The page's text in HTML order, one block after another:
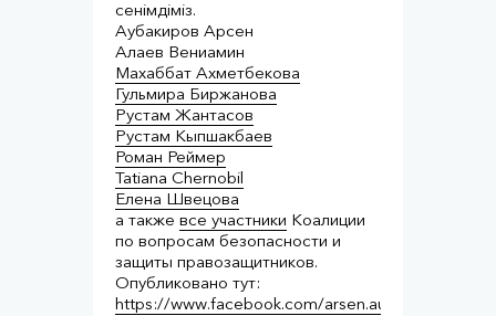
сенімдіміз.
Аубакиров Арсен⠀
Алаев Вениамин⠀
Махаббат Ахметбекова
Гульмира Биржанова
Рустам Жантасов
Рустам Кыпшакбаев
Роман Реймер
Tatiana Chernobil
Елена Швецова
а также все участники Коалиции
по вопросам безопасности и
защиты правозащитников.
Опубликовано тут:
https://www.facebook.com/arsen.aubakirov/